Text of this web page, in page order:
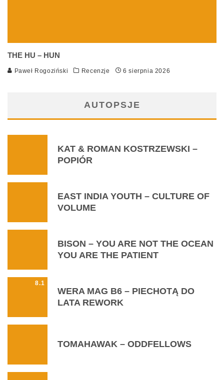
THE HU – HUN
Paweł Rogoziński Recenzje 6 sierpnia 2026
AUTOPSJE
KAT & ROMAN KOSTRZEWSKI –
POPIÓR
EAST INDIA YOUTH – CULTURE OF
VOLUME
BISON – YOU ARE NOT THE OCEAN
YOU ARE THE PATIENT
8.1
WERA MAG B6 – PIECHOTĄ DO
LATA REWORK
TOMAHAWAK – ODDFELLOWS